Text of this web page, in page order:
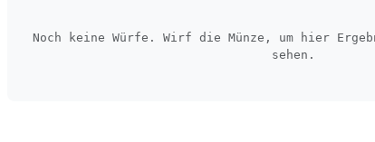
Noch keine Würfe. Wirf die Münze, um hier
sehen.